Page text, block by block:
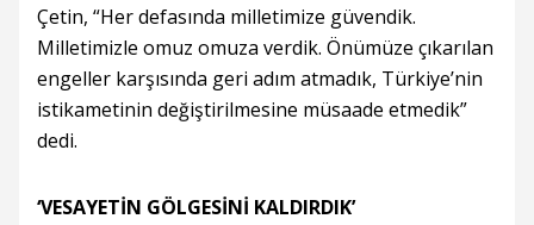
Çetin, “Her defasında milletimize güvendik.
Milletimizle omuz omuza verdik. Önümüze çıkarılan
engeller karşısında geri adım atmadık, Türkiye’nin
istikametinin değiştirilmesine müsaade etmedik”
dedi.
‘VESAYETİN GÖLGESİNİ KALDIRDIK’